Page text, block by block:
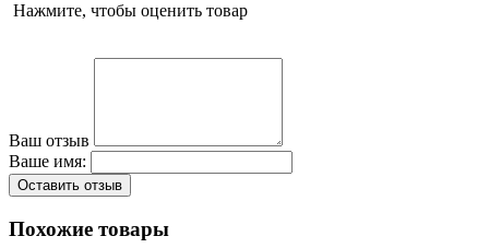
Нажмите, чтобы оценить товар
Ваш отзыв
Ваше имя:
Оставить отзыв
Похожие товары